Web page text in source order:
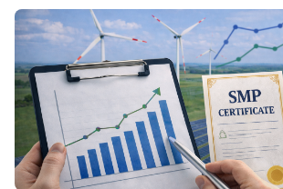
PPA 매칭 LIVE
PPA 파트너스
전기요금 시뮬레이션 NEW
PPA FAQ
AI 컨설턴트 UPDATED
PPA 플레이
인사이트
성공사례
에너지브리핑
단가
회사소개